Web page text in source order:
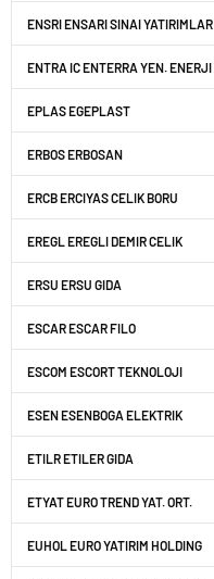
ENSRI ENSARI SINAI YATIRIMLAR
ENTRA IC ENTERRA YEN. ENERJI
EPLAS EGEPLAST
ERBOS ERBOSAN
ERCB ERCIYAS CELIK BORU
EREGL EREGLI DEMIR CELIK
ERSU ERSU GIDA
ESCAR ESCAR FILO
ESCOM ESCORT TEKNOLOJI
ESEN ESENBOGA ELEKTRIK
ETILR ETILER GIDA
ETYAT EURO TREND YAT. ORT.
EUHOL EURO YATIRIM HOLDING